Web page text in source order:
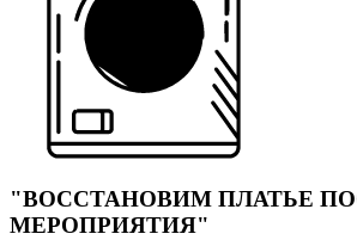
"ВОССТАНОВИМ ПЛАТЬЕ
МЕРОПРИЯТИЯ"